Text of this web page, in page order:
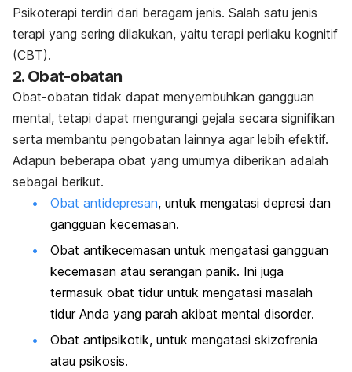
Psikoterapi terdiri dari beragam jenis. Salah satu jenis
terapi yang sering dilakukan, yaitu terapi perilaku kognitif
(CBT).
2. Obat-obatan
Obat-obatan tidak dapat menyembuhkan gangguan
mental, tetapi dapat mengurangi gejala secara signifikan
serta membantu pengobatan lainnya agar lebih efektif.
Adapun beberapa obat yang umumya diberikan adalah
sebagai berikut.
Obat antidepresan, untuk mengatasi depresi dan
gangguan kecemasan.
Obat antikecemasan untuk mengatasi gangguan
kecemasan atau serangan panik. Ini juga
termasuk obat tidur untuk mengatasi masalah
tidur Anda yang parah akibat mental disorder.
Obat antipsikotik, untuk mengatasi skizofrenia
atau psikosis.